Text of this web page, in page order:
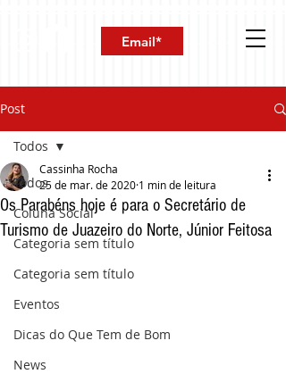
Post
Todos
Coluna Social
Categoria sem título
Categoria sem título
Eventos
Dicas do Que Tem de Bom
News
Todos
Os Parabéns hoje é para o Secretário de
Turismo de Juazeiro do Norte, Júnior Feitosa
Cassinha Rocha
25 de mar. de 2020 1 min de leitura